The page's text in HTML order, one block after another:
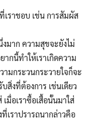
เราชอบ เช่น การสัมผัส
งมาก ความสุขจะยังไม่
ากนี้ทำให้เราเกิดความ
ามกระวนกระวายใจก็จะ
สิ่งที่ต้องการ เช่นเดียว
มื่อเราซื้อเสื้อนั้นมาใส่
เราปรารถนากล่าวคือ